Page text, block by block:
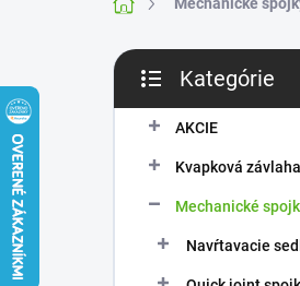
B
č
kategórie
Kategórie
AKCIE
Kvapková závlaha
Mechanické
Navŕtavacie